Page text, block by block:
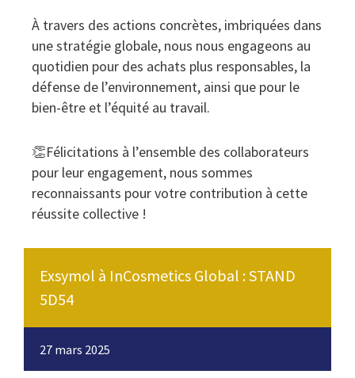
À travers des actions concrètes, imbriquées dans
une stratégie globale, nous nous engageons au
quotidien pour des achats plus responsables, la
défense de l’environnement, ainsi que pour le
bien-être et l’équité au travail.
👏Félicitations à l’ensemble des collaborateurs
pour leur engagement, nous sommes
reconnaissants pour votre contribution à cette
réussite collective !
Exsymol à InCosmetics Global : STAND
5D54
27 mars 2025